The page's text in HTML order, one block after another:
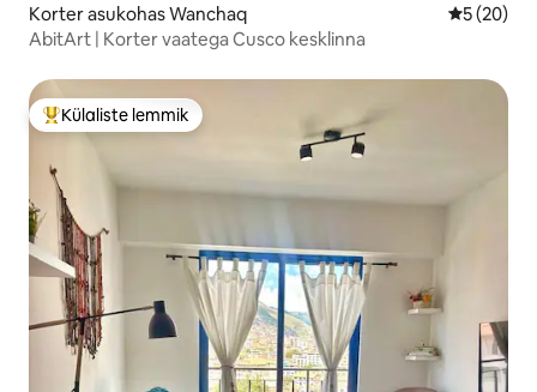
Korter asukohas Wanchaq Keskmine
5 (20)
AbitArt | Korter vaatega Cusco kesklinna
Külaliste suur lemmik
Külaliste lemmik